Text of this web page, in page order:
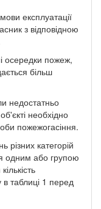
експлуатації
з відповідною
осередки пожеж,
більш
недостатньо
необхідно
пожежогасіння.
категорій
одним або групою
в таблиці 1 перед